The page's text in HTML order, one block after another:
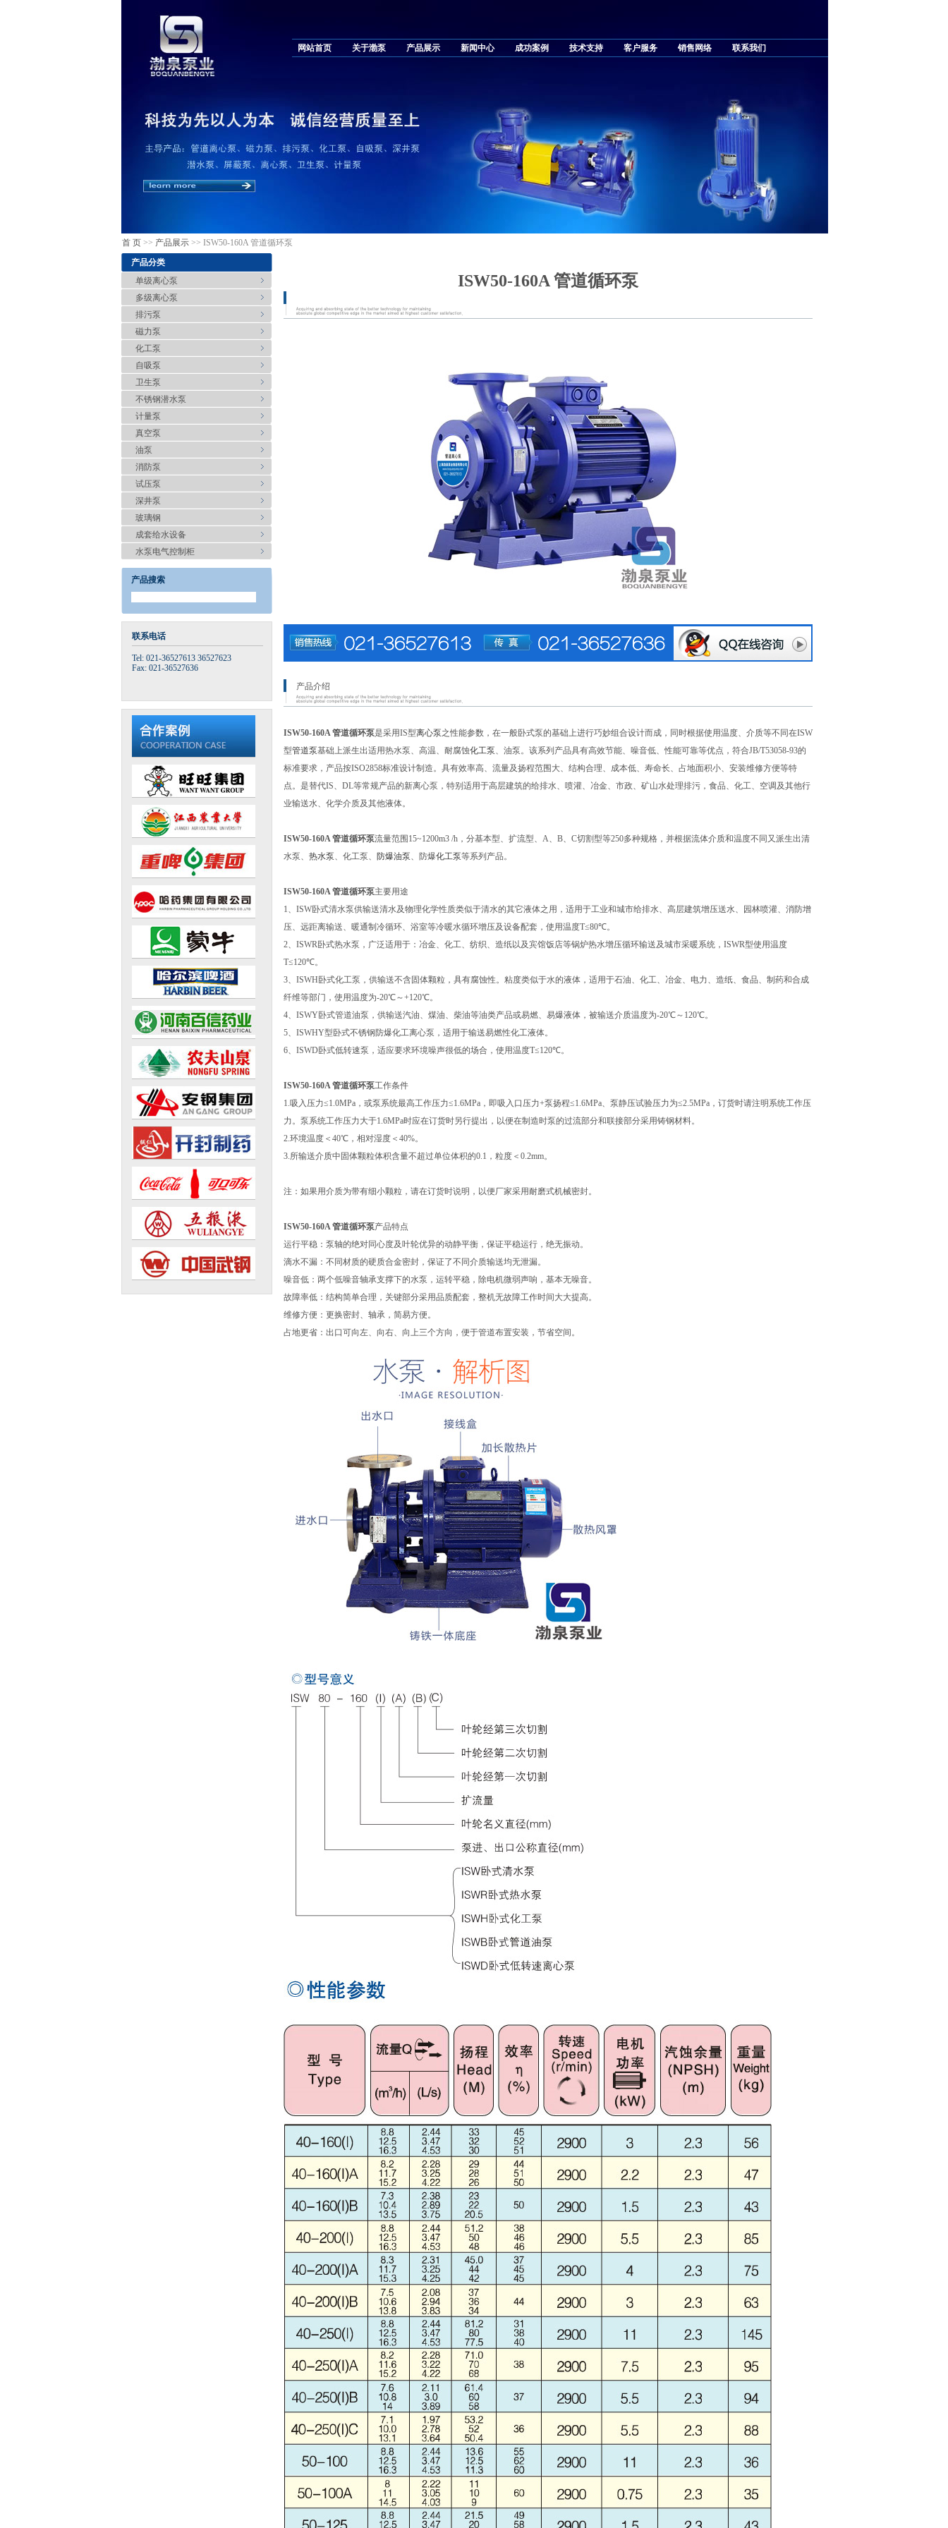
网站首页 关于渤泵 产品展示 新闻中心 成功案例 技术支持 客户服务 销售网络 联系我们
首 页>> 产品展示>> ISW50-160A 管道循环泵
产品分类
单级离心泵
多级离心泵
排污泵
磁力泵
化工泵
自吸泵
卫生泵
不锈钢潜水泵
计量泵
真空泵
油泵
消防泵
试压泵
深井泵
玻璃钢
成套给水设备
水泵电气控制柜
产品搜索
联系电话
Tel: 021-36527613 36527623
Fax: 021-36527636
ISW50-160A 管道循环泵
产品介绍
ISW50-160A 管道循环泵是采用IS型离心泵之性能参数，在一般卧式泵的基础上进行巧妙组合设计而成，同时根据使用温度、介质等不同在ISW
型管道泵基础上派生出适用热水泵、高温、耐腐蚀化工泵、油泵。该系列产品具有高效节能、噪音低、性能可靠等优点，符合JB/T53058-93的
标准要求，产品按ISO2858标准设计制造。具有效率高、流量及扬程范围大、结构合理、成本低、寿命长、占地面积小、安装维修方便等特
点。是替代IS、DL等常规产品的新离心泵，特别适用于高层建筑的给排水、喷灌、冶金、市政、矿山水处理排污，食品、化工、空调及其他行
业输送水、化学介质及其他液体。
ISW50-160A 管道循环泵流量范围15~1200m3 /h，分基本型、扩流型、A、B、C切割型等250多种规格，并根据流体介质和温度不同又派生出清
水泵、 热水泵、化工泵、 防爆油泵、防爆化工泵等系列产品。
ISW50-160A 管道循环泵主要用途
1、ISW卧式清水泵供输送清水及物理化学性质类似于清水的其它液体之用，适用于工业和城市给排水、高层建筑增压送水、园林喷灌、消防增
压、远距离输送、暖通制冷循环、浴室等冷暖水循环增压及设备配套，使用温度T≤80℃。
2、ISWR卧式热水泵，广泛适用于：冶金、化工、纺织、造纸以及宾馆饭店等锅炉热水增压循环输送及城市采暖系统，ISWR型使用温度
T≤120℃。
3、ISWH卧式化工泵，供输送不含固体颗粒，具有腐蚀性。粘度类似于水的液体，适用于石油、化工、冶金、电力、造纸、食品、制药和合成
纤维等部门，使用温度为-20℃～+120℃。
4、ISWY卧式管道油泵，供输送汽油、煤油、柴油等油类产品或易燃、易爆液体，被输送介质温度为-20℃～120℃。
5、ISWHY型卧式不锈钢防爆化工离心泵，适用于输送易燃性化工液体。
6、ISWD卧式低转速泵，适应要求环境噪声很低的场合，使用温度T≤120℃。
ISW50-160A 管道循环泵工作条件
1.吸入压力≤1.0MPa，或泵系统最高工作压力≤1.6MPa，即吸入口压力+泵扬程≤1.6MPa、泵静压试验压力为≤2.5MPa，订货时请注明系统工作压
力。泵系统工作压力大于1.6MPa时应在订货时另行提出，以便在制造时泵的过流部分和联接部分采用铸钢材料。
2.环境温度＜40℃，相对湿度＜40%。
3.所输送介质中固体颗粒体积含量不超过单位体积的0.1，粒度＜0.2mm。
注：如果用介质为带有细小颗粒，请在订货时说明，以便厂家采用耐磨式机械密封。
ISW50-160A 管道循环泵产品特点
运行平稳：泵轴的绝对同心度及叶轮优异的动静平衡，保证平稳运行，绝无振动。
滴水不漏：不同材质的硬质合金密封，保证了不同介质输送均无泄漏。
噪音低：两个低噪音轴承支撑下的水泵，运转平稳，除电机微弱声响，基本无噪音。
故障率低：结构简单合理，关键部分采用品质配套，整机无故障工作时间大大提高。
维修方便：更换密封、轴承，简易方便。
占地更省：出口可向左、向右、向上三个方向，便于管道布置安装，节省空间。